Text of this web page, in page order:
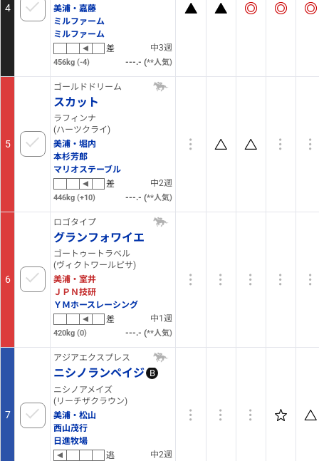
4
美浦・嘉藤
ミルファーム
ミルファーム
差
中3週
456kg (-4) (1人気)
5
ゴールドドリーム
スカット
ラフィンナ
(ハーツクライ)
美浦・堀内
本杉芳郎
マリオステーブル
差
中2週
446kg (+10) (10人気)
6
ロゴタイプ
グランフォワイエ
ゴートゥートラベル
(ヴィクトワールピサ)
美浦・室井
ＪＰＮ技研
ＹＭホースレーシング
差
中1週
420kg (0) (16人気)
7
アジアエクスプレス
ニシノランペイジ B
ニシノアメイズ
(リーチザクラウン)
美浦・松山
西山茂行
日進牧場
逃
中2週